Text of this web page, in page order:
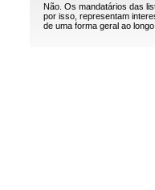
Não. Os mandatários das
por isso, representam
de uma forma geral ao